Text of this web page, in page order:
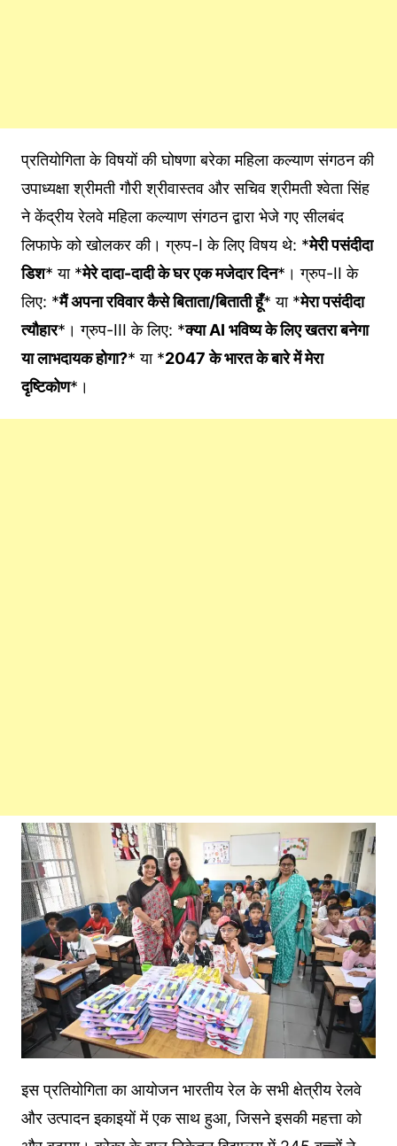
प्रतियोगिता के विषयों की घोषणा बरेका महिला कल्याण संगठन की
उपाध्यक्षा श्रीमती गौरी श्रीवास्तव और सचिव श्रीमती श्वेता सिंह
ने केंद्रीय रेलवे महिला कल्याण संगठन द्वारा भेजे गए सीलबंद
लिफाफे को खोलकर की। ग्रुप-I के लिए विषय थे: *मेरी पसंदीदा
डिश* या *मेरे दादा-दादी के घर एक मजेदार दिन*। ग्रुप-II के
लिए: *मैं अपना रविवार कैसे बिताता/बिताती हूँ* या *मेरा पसंदीदा
त्यौहार*। ग्रुप-III के लिए: *क्या AI भविष्य के लिए खतरा बनेगा
या लाभदायक होगा?* या *2047 के भारत के बारे में मेरा
दृष्टिकोण*।
इस प्रतियोगिता का आयोजन भारतीय रेल के सभी क्षेत्रीय रेलवे
और उत्पादन इकाइयों में एक साथ हुआ, जिसने इसकी महत्ता को